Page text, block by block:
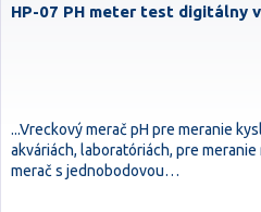
HP-07 PH meter test digitálny
...Vreckový merač pH pre meranie
akváriách, laboratóriách, pre
merač s jednobodovou…